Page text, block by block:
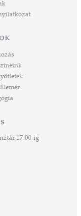
17:00-ig